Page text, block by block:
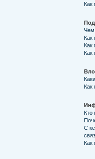
Как
Чем
Как
Как
Как
Как
Кто
С
Как